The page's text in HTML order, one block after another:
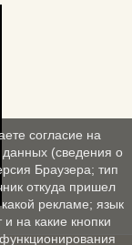
согласие на
данных (сведения о
Браузера; тип
откуда пришел
рекламе; язык
на какие кнопки